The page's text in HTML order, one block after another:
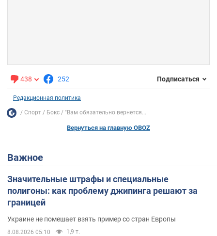
438 252 Подписаться
Редакционная политика
Спорт Бокс "Вам обязательно вернется...
Вернуться на главную OBOZ
Важное
Значительные штрафы и специальные
полигоны: как проблему джипинга решают за
границей
Украине не помешает взять пример со стран Европы
8.08.2026 05:10 1,9 т.